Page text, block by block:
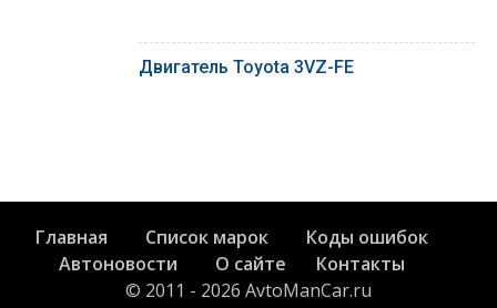
Двигатель Toyota 3VZ-FE
Главная Список марок
Коды ошибок
Автоновости
О сайте
Контакты
© 2011 - 2026 AvtoManCar.ru